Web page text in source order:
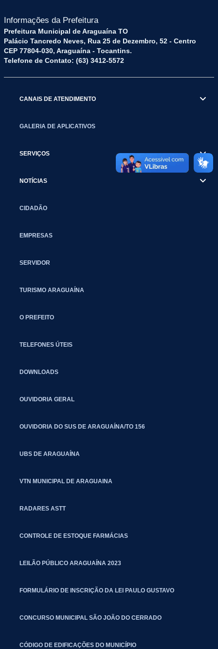
Informações da Prefeitura
Prefeitura Municipal de Araguaína TO
Palácio Tancredo Neves, Rua 25 de Dezembro, 52 - Centro
CEP 77804-030, Araguaína - Tocantins.
Telefone de Contato: (63) 3412-5572
CANAIS DE ATENDIMENTO
GALERIA DE APLICATIVOS
SERVIÇOS
NOTÍCIAS
CIDADÃO
EMPRESAS
SERVIDOR
TURISMO ARAGUAÍNA
O PREFEITO
TELEFONES ÚTEIS
DOWNLOADS
OUVIDORIA GERAL
OUVIDORIA DO SUS DE ARAGUAÍNA/TO 156
UBS DE ARAGUAÍNA
VTN MUNICIPAL DE ARAGUAINA
RADARES ASTT
CONTROLE DE ESTOQUE FARMÁCIAS
LEILÃO PÚBLICO ARAGUAÍNA 2023
FORMULÁRIO DE INSCRIÇÃO DA LEI PAULO GUSTAVO
CONCURSO MUNICIPAL SÃO JOÃO DO CERRADO
CÓDIGO DE EDIFICAÇÕES DO MUNICÍPIO